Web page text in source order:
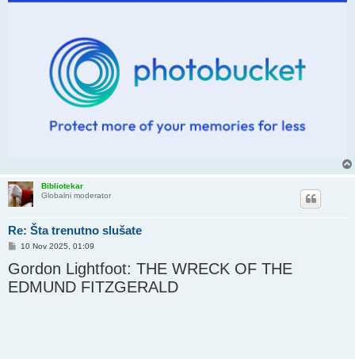
Bibliotekar
Globalni moderator
Re: Šta trenutno slušate
P
s
t
10 Nov 2025, 01:09
Gordon Lightfoot: THE WRECK OF THE
EDMUND FITZGERALD